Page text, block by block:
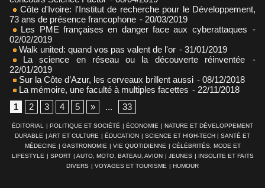
Côte d'Ivoire: l'Institut de recherche pour le Développement,
73 ans de présence francophone - 20/03/2019
Les PME françaises en danger face aux cyberattaques -
02/02/2019
Walk united: quand vos pas valent de l'or - 31/01/2019
La science en réseau ou la découverte réinventée
-
22/01/2019
Sur la Côte d’Azur, les cerveaux brillent aussi - 08/12/2018
La mémoire, une faculté à multiples facettes - 22/11/2018
1
2 3 4 5 » ... 33
ÉDITORIAL | POLITIQUE ET SOCIÉTÉ | ÉCONOMIE | NATURE ET DÉVELOPPEMENT
DURABLE | ART ET CULTURE | ÉDUCATION | SCIENCE ET HIGH-TECH | SANTÉ ET
MÉDECINE | GASTRONOMIE | VIE QUOTIDIENNE | CÉLÉBRITÉS, MODE ET
LIFESTYLE | SPORT | AUTO, MOTO, BATEAU, AVION | JEUNES | INSOLITE ET FAITS
DIVERS | VOYAGES ET TOURISME | HUMOUR